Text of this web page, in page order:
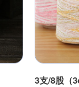
3支/8股（